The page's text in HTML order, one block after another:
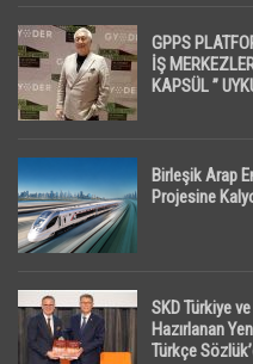
GPPS
İŞ
KAPSÜL ”
Birleşik Arap
Projesine
SKD Türkiye
Hazırlanan
Türkçe